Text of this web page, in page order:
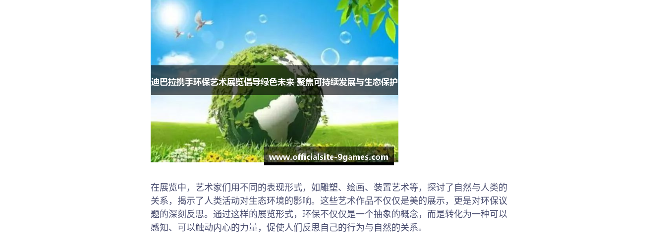
在展览中，艺术家们用不同的表现形式，如雕塑、绘画、装置艺术等，探讨了自然与人类的
关系，揭示了人类活动对生态环境的影响。这些艺术作品不仅仅是美的展示，更是对环保议
题的深刻反思。通过这样的展览形式，环保不仅仅是一个抽象的概念，而是转化为一种可以
感知、可以触动内心的力量，促使人们反思自己的行为与自然的关系。